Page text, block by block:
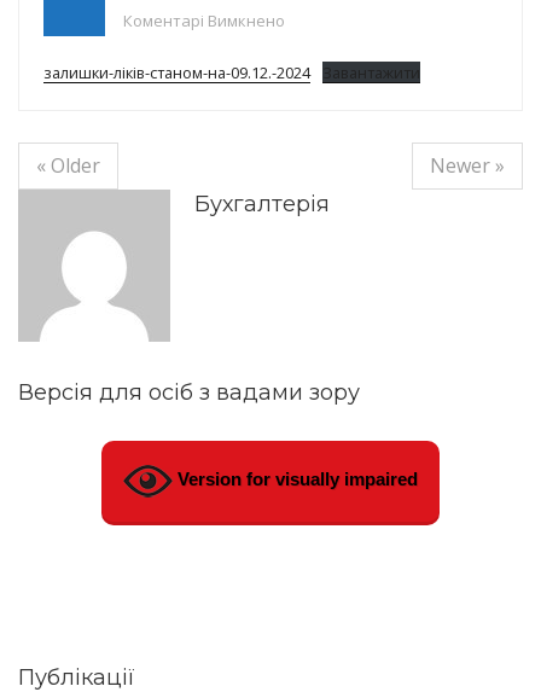
Коментарі Вимкнено
залишки-ліків-станом-на-09.12.-2024 Завантажити
« Older
Newer »
Бухгалтерія
Версія для осіб з вадами зору
Version for visually impaired
Публікації